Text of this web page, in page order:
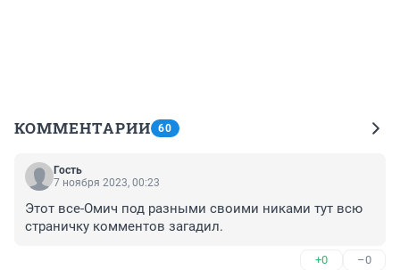
КОММЕНТАРИИ 60
Гость
7 ноября 2023, 00:23
Этот все-Омич под разными своими никами тут всю
страничку комментов загадил.
+0 –0